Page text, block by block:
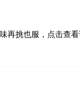
再挑也服，点击查看